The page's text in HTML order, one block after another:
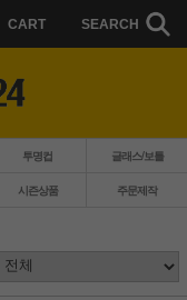
CART SEARCH
투명컵 글래스/보틀
시즌상품
주문제작